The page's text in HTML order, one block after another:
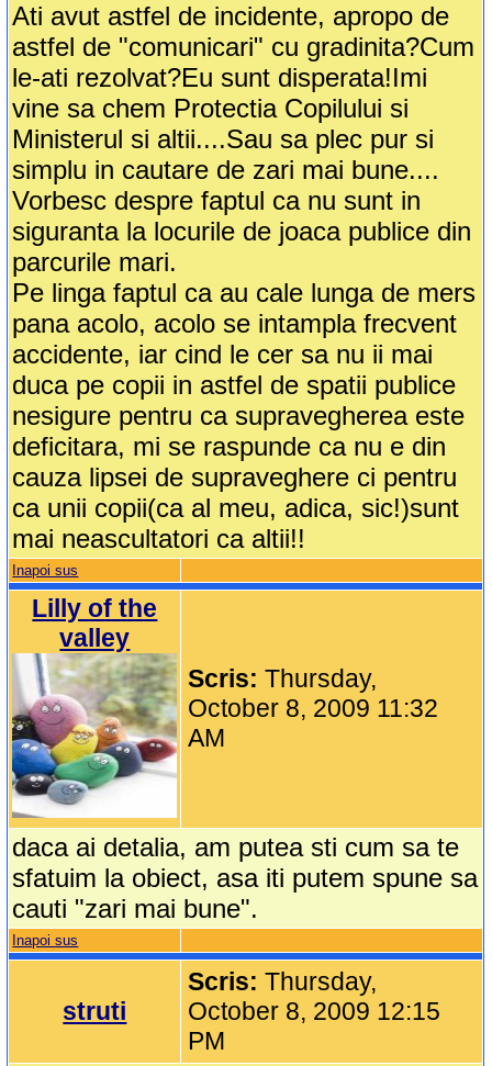
Ati avut astfel de incidente, apropo de
astfel de "comunicari" cu gradinita?Cum
le-ati rezolvat?Eu sunt disperata!Imi
vine sa chem Protectia Copilului si
Ministerul si altii....Sau sa plec pur si
simplu in cautare de zari mai bune....
Vorbesc despre faptul ca nu sunt in
siguranta la locurile de joaca publice din
parcurile mari.
Pe linga faptul ca au cale lunga de mers
pana acolo, acolo se intampla frecvent
accidente, iar cind le cer sa nu ii mai
duca pe copii in astfel de spatii publice
nesigure pentru ca supravegherea este
deficitara, mi se raspunde ca nu e din
cauza lipsei de supraveghere ci pentru
ca unii copii(ca al meu, adica, sic!)sunt
mai neascultatori ca altii!!
Inapoi sus
Lilly of the
valley
Scris:Thursday,
October 8, 2009 11:32
AM
daca ai detalia, am putea sti cum sa te
sfatuim la obiect, asa iti putem spune sa
cauti "zari mai bune".
Inapoi sus
struti
Scris:Thursday,
October 8, 2009 12:15
PM